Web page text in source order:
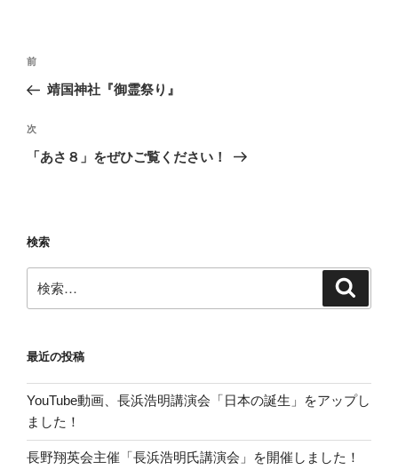
投
ナ
ビ
ゲ
ン
前
の
稿
前
靖国神社『御霊祭り』
次
の
次
「あさ８」をぜひご覧ください！
検索
索:
最近の投稿
YouTube動画、長浜浩明講演会「日本の誕生」をアップし
ました！
長野翔英会主催「長浜浩明氏講演会」を開催しました！